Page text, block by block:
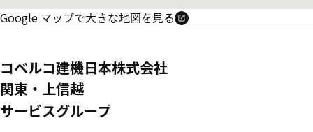
Google マップで大きな地図を見る
コベルコ建機日本株式会社
関東・上信越
サービスグループ